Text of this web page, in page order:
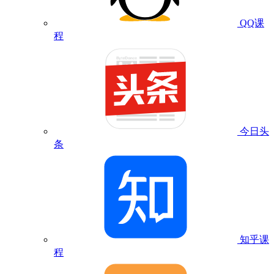
QQ课
程
今日头
条
知乎课
程